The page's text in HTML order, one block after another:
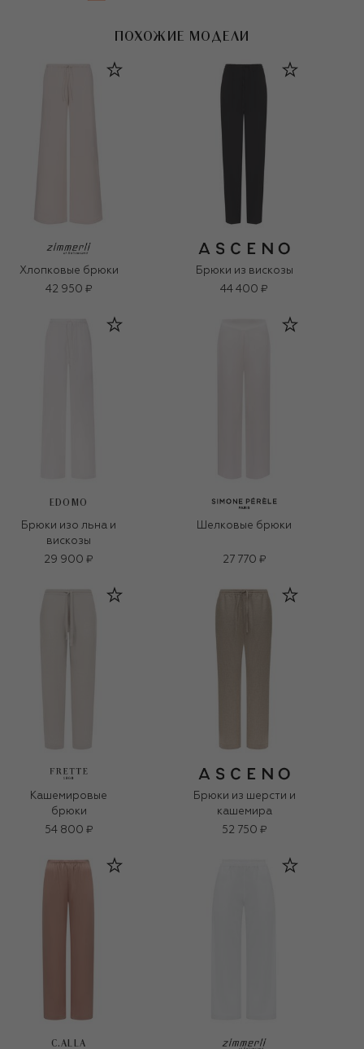
ПОХОЖИЕ МОДЕЛИ
Хлопковые брюки
42 950 ₽
Брюки из вискозы
44 400 ₽
EDOMO
Брюки изо льна и
вискозы
29 900 ₽
Шелковые брюки
27 770 ₽
Кашемировые
брюки
54 800 ₽
Брюки из шерсти и
кашемира
52 750 ₽
C.ALLA